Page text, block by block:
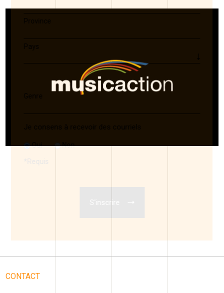
CONTACT
Province
Pays
Genre
Je consens à recevoir des courriels
Oui Non
Requis